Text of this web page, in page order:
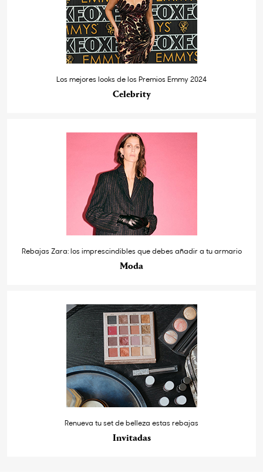
Los mejores looks de los Premios Emmy 2024
Celebrity
Rebajas Zara: los imprescindibles que debes añadir a tu armario
Moda
Renueva tu set de belleza estas rebajas
Invitadas